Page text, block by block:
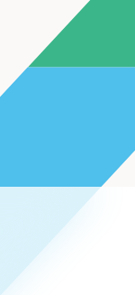
求人票作成・面接など
リープ・キャリア
完全成功報酬型のスカ
Pace クラウド
の取り組み